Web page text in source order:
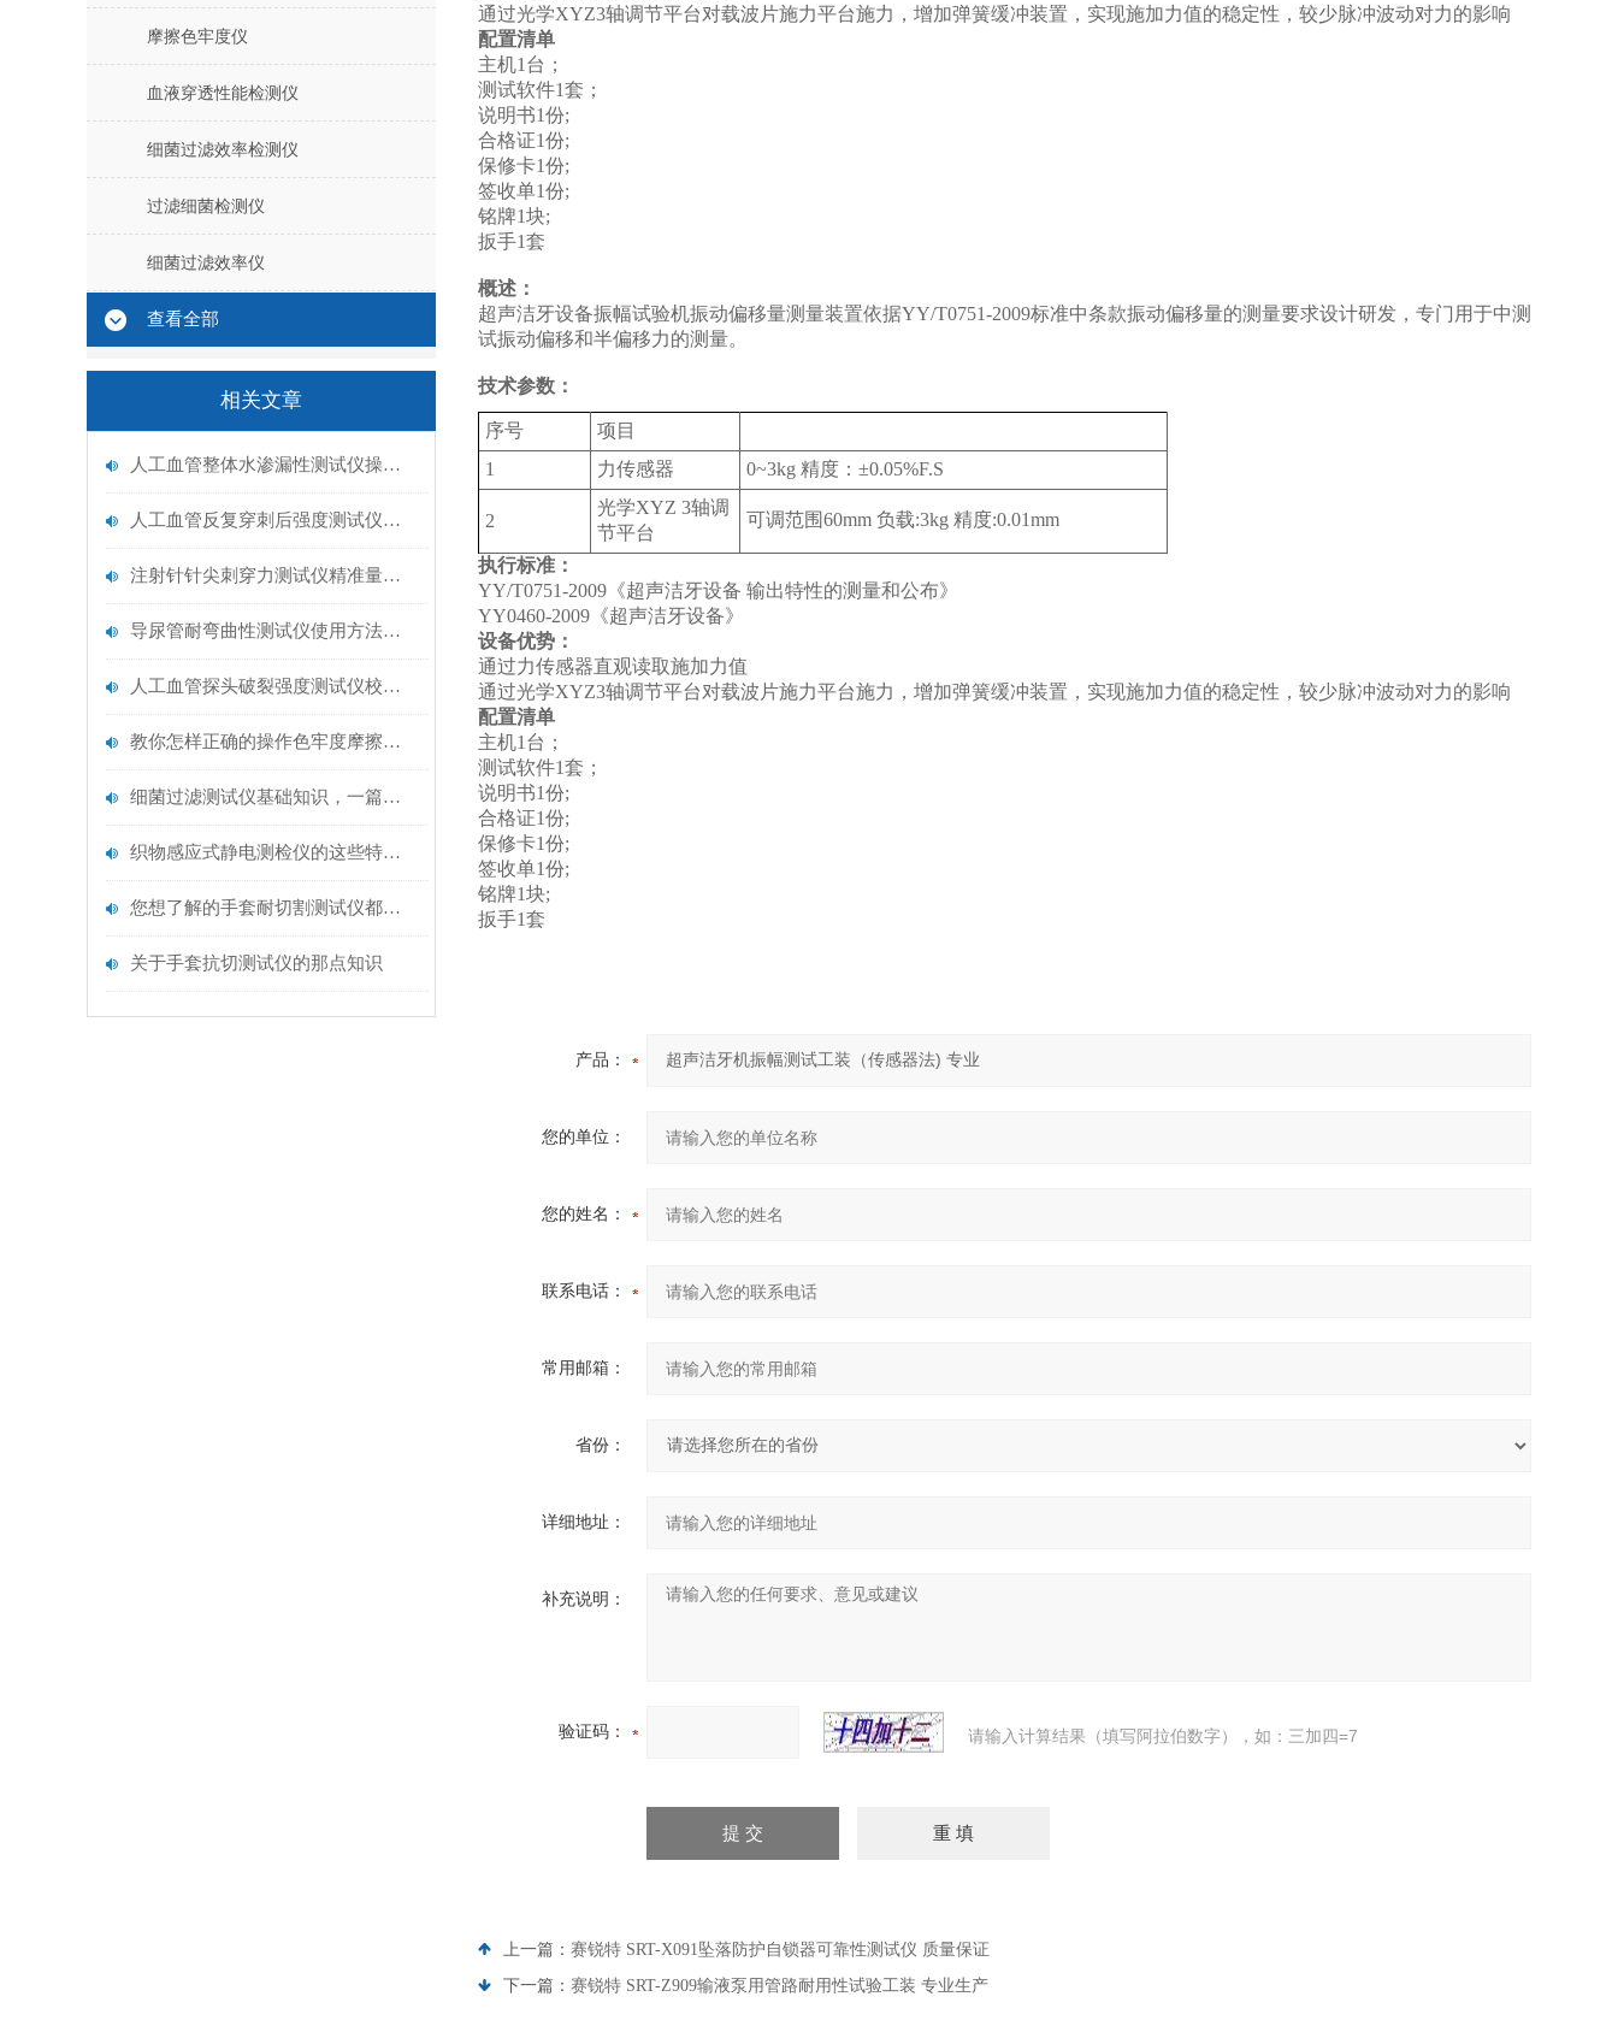
摩擦色牢度仪
血液穿透性能检测仪
细菌过滤效率检测仪
过滤细菌检测仪
细菌过滤效率仪
查看全部
相关文章
人工血管整体水渗漏性测试仪操作中最容易出错的步骤
人工血管反复穿刺后强度测试仪是什么？透析患者的“生命管“质量靠它把关！
注射针针尖刺穿力测试仪精准量化针尖锋利度，构筑临床安全防线
导尿管耐弯曲性测试仪使用方法与操作规范
人工血管探头破裂强度测试仪校准规范：精准赋能医疗安全的技术基准
教你怎样正确的操作色牢度摩擦测试机
细菌过滤测试仪基础知识，一篇搞定
织物感应式静电测检仪的这些特点很少有人都知道
您想了解的手套耐切割测试仪都在这里了
关于手套抗切测试仪的那点知识
通过光学XYZ3轴调节平台对载波片施力平台施力，增加弹簧缓冲装置，实现施加力值的稳定性，较少脉冲波动对力的影响
配置清单
主机1台；
测试软件1套；
说明书1份;
合格证1份;
保修卡1份;
签收单1份;
铭牌1块;
扳手1套
概述：
超声洁牙设备振幅试验机振动偏移量测量装置依据YY/T0751-2009标准中条款振动偏移量的测量要求设计研发，专门用于中测
试振动偏移和半偏移力的测量。
技术参数：
序号
项目
1
力传感器 0~3kg 精度：±0.05%F.S
2
光学XYZ 3轴调
节平台
可调范围60mm 负载:3kg 精度:0.01mm
执行标准：
YY/T0751-2009《超声洁牙设备 输出特性的测量和公布》
YY0460-2009《超声洁牙设备》
设备优势：
通过力传感器直观读取施加力值
通过光学XYZ3轴调节平台对载波片施力平台施力，增加弹簧缓冲装置，实现施加力值的稳定性，较少脉冲波动对力的影响
配置清单
主机1台；
测试软件1套；
说明书1份;
合格证1份;
保修卡1份;
签收单1份;
铭牌1块;
扳手1套
产品：
您的单位：
您的姓名：
联系电话：
常用邮箱：
省份：
详细地址：
补充说明：
验证码： 请输入计算结果（填写阿拉伯数字），如：三加四=7
上一篇： 赛锐特 SRT-X091坠落防护自锁器可靠性测试仪 质量保证
下一篇： 赛锐特 SRT-Z909输液泵用管路耐用性试验工装 专业生产